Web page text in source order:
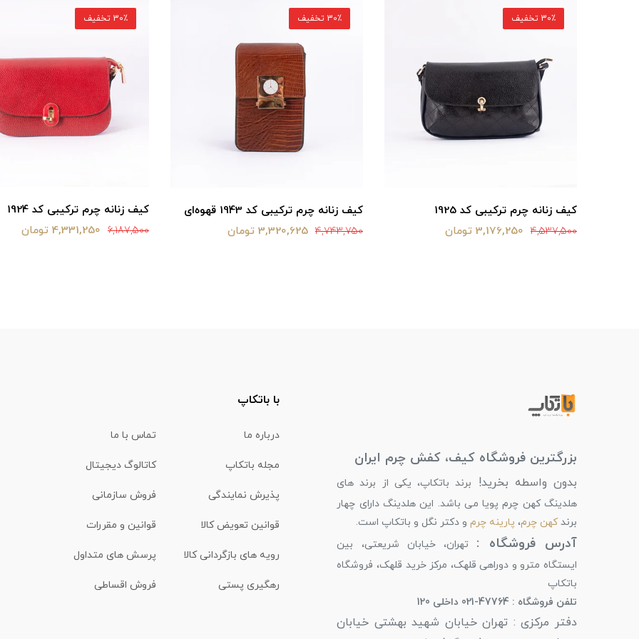
کیف زنانه چرم ترکیبی کد 1925
4,537,500 3,176,250 تومان
30٪ تخفیف
کیف زنانه چرم ترکیبی کد 1943 قهوه‌ای
4,743,750 3,320,625 تومان
30٪ تخفیف
کیف زنانه چرم ترکیبی کد 1924
6,187,500 4,331,250 تومان
30٪ تخفیف
بزرگترین فروشگاه کیف، کفش چرم ایران
بدون واسطه بخرید!
برند باتکاپ، یکی از برند های
هلدینگ کهن چرم پویا می باشد. این هلدینگ دارای چهار
برندکهن چرم، پارینه چرم و دکتر نگل و باتکاپ است.
آدرس فروشگاه : تهران، خیابان شریعتی، بین
ایستگاه مترو و دوراهی قلهک، مرکز خرید قلهک، فروشگاه
باتکاپ
تلفن فروشگاه : 47764-021 داخلی 120
دفتر مرکزی : تهران خیابان شهید بهشتی خیابان
با باتکاپ
درباره ما تماس با ما
مجله باتکاپ کاتالوگ دیجیتال
پذیرش نمایندگی فروش سازمانی
قوانین تعویض کالا قوانین و مقررات
رویه های بازگردانی کالا پرسش های متداول
رهگیری پستی فروش اقساطی